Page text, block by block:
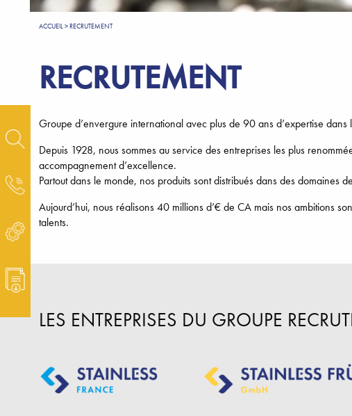
ACCUEIL>RECRUTEMENT
RECRUTEMENT
Groupe d’envergure international avec plus de 90 ans d’expertise
Depuis 1928, nous sommes au service des entreprises les plus
accompagnement d’excellence.
Partout dans le monde, nos produits sont distribués dans des domaines
Aujourd’hui, nous réalisons 40 millions d’€ de CA mais nos ambitions
talents.
LES ENTREPRISES DU GROUPE